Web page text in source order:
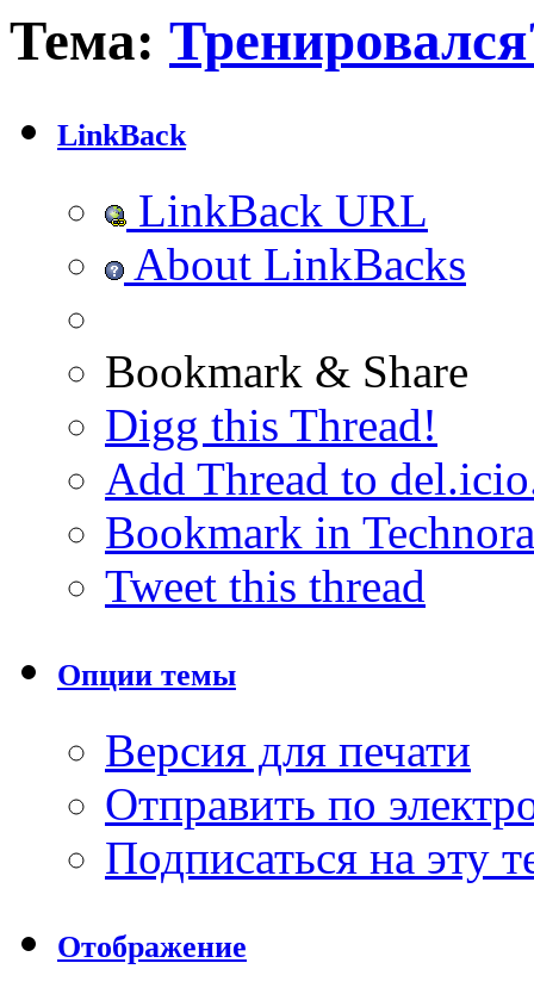
Тема:
LinkBack
LinkBack URL
About LinkBacks
Bookmark & Share
Digg this Thread!
Add Thread to
Bookmark in
Tweet this thread
Опции темы
Версия для печати
Отправить по
Подписаться на эту
Отображение